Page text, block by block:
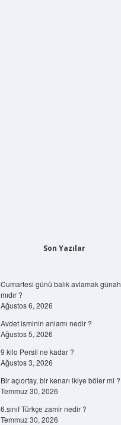
Son Yazılar
Cumartesi günü balık avlamak günah
mıdır ?
Ağustos 6, 2026
Avdet isminin anlamı nedir ?
Ağustos 5, 2026
9 kilo Persil ne kadar ?
Ağustos 3, 2026
Bir açıortay, bir kenarı ikiye böler mi ?
Temmuz 30, 2026
6.sınıf Türkçe zamir nedir ?
Temmuz 30, 2026